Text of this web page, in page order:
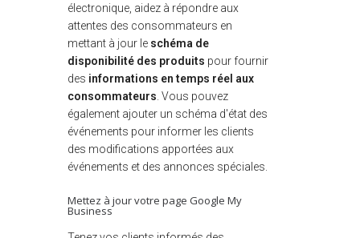
électronique, aidez à répondre aux
attentes des consommateurs en
mettant à jour le schéma de
disponibilité des produits pour fournir
des informations en temps réel aux
consommateurs . Vous pouvez
également ajouter un schéma d'état des
événements pour informer les clients
des modifications apportées aux
événements et des annonces spéciales.
Mettez à jour votre page Google My
Business